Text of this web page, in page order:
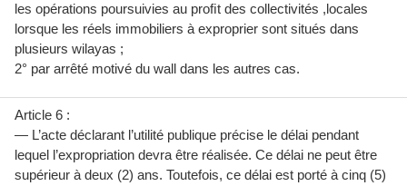
les opérations poursuivies au proﬁt des collectivités ,locales
lorsque les réels immobiliers à exproprier sont situés dans
plusieurs wilayas ;
2° par arrêté motivé du wall dans les autres cas.
Article 6 :
— L’acte déclarant l’utilité publique précise le délai pendant
lequel l’expropriation devra être réalisée. Ce délai ne peut être
supérieur à deux (2) ans. Toutefois, ce délai est porté à cinq (5)